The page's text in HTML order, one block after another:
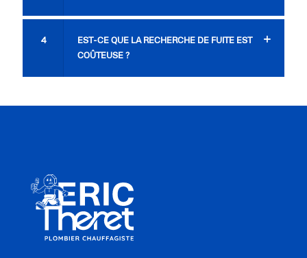
4
EST-CE QUE LA RECHERCHE DE FUITE EST
COÛTEUSE ?